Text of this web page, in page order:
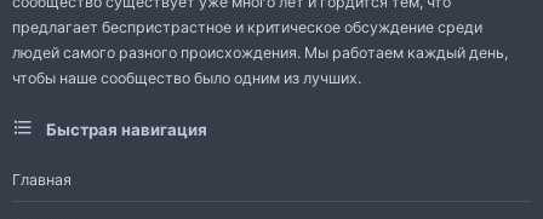
предлагает беспристрастное и критическое обсуждение среди
людей самого разного происхождения. Мы работаем каждый день,
чтобы наше сообщество было одним из лучших.
Быстрая навигация
Главная